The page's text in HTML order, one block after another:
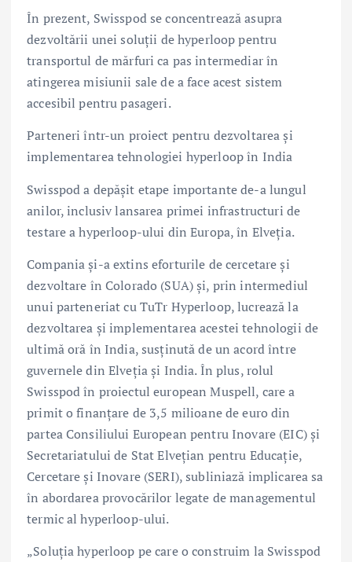
În prezent, Swisspod se concentrează asupra
dezvoltării unei soluții de hyperloop pentru
transportul de mărfuri ca pas intermediar în
atingerea misiunii sale de a face acest sistem
accesibil pentru pasageri.
Parteneri într-un proiect pentru dezvoltarea și
implementarea tehnologiei hyperloop în India
Swisspod a depășit etape importante de-a lungul
anilor, inclusiv lansarea primei infrastructuri de
testare a hyperloop-ului din Europa, în Elveția.
Compania și-a extins eforturile de cercetare și
dezvoltare în Colorado (SUA) și, prin intermediul
unui parteneriat cu TuTr Hyperloop, lucrează la
dezvoltarea și implementarea acestei tehnologii de
ultimă oră în India, susținută de un acord între
guvernele din Elveția și India. În plus, rolul
Swisspod în proiectul european Muspell, care a
primit o finanțare de 3,5 milioane de euro din
partea Consiliului European pentru Inovare (EIC) și
Secretariatului de Stat Elvețian pentru Educație,
Cercetare și Inovare (SERI), subliniază implicarea sa
în abordarea provocărilor legate de managementul
termic al hyperloop-ului.
„Soluția hyperloop pe care o construim la Swisspod